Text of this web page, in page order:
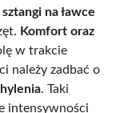
na ławce
Komfort oraz
w trakcie
należy zadbać o
. Taki
intensywności